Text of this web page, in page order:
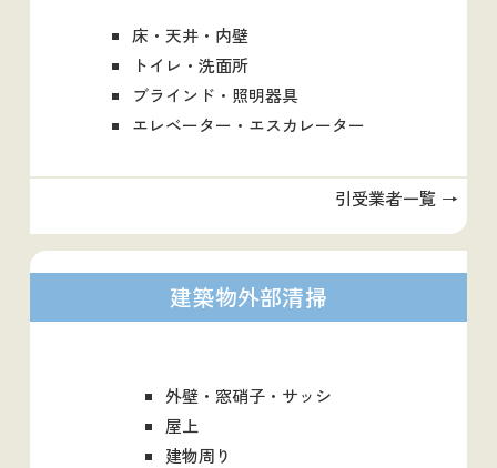
床・天井・内壁
トイレ・洗面所
ブラインド・照明器具
エレベーター・エスカレーター
引受業者一覧 →
建築物外部清掃
外壁・窓硝子・サッシ
屋上
建物周り